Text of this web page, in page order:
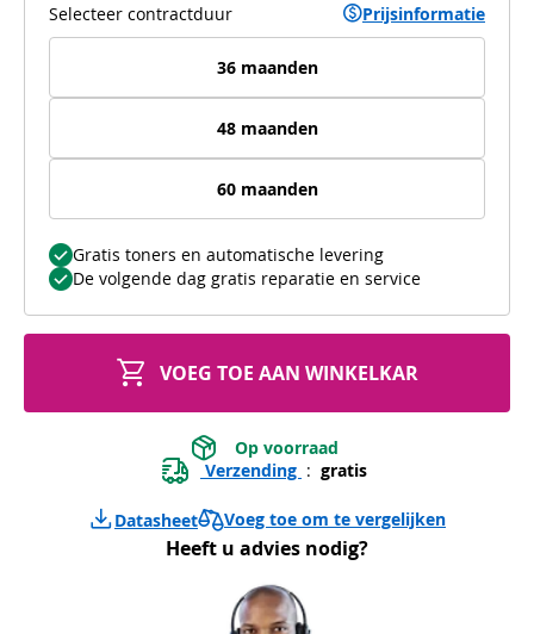
Selecteer contractduur Prijsinformatie
36 maanden
48 maanden
60 maanden
Gratis toners en automatische levering
De volgende dag gratis reparatie en service
VOEG TOE AAN WINKELKAR
Op voorraad
Verzending : gratis
Datasheet Voeg toe om te vergelijken
Heeft u advies nodig?